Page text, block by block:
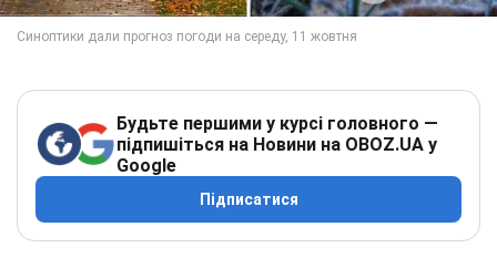
Будьте першими у курсі головного —
підпишіться на Новини на OBOZ.UA у
Google
Підписатися